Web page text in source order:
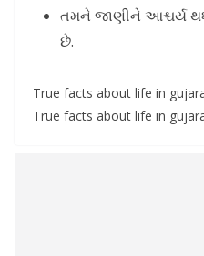
તમને જાણીને આશ્ચર્ય
છે.
True facts about life in
True facts about life in